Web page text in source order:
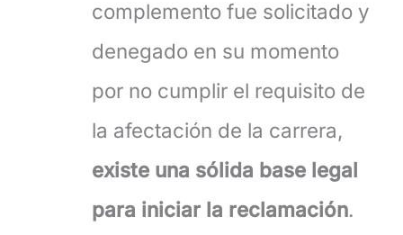
complemento fue solicitado y
denegado en su momento
por no cumplir el requisito de
la afectación de la carrera,
existe una sólida base legal
para iniciar la reclamación.